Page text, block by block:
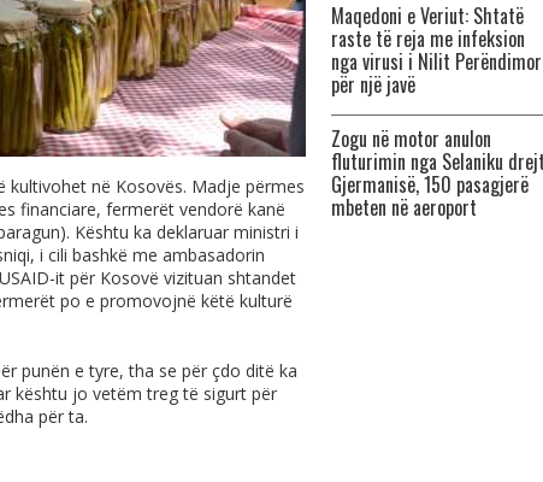
kultivohet në Kosovës. Madje përmes
financiare, fermerët vendorë kanë
Kështu ka deklaruar ministri i
i cili bashkë me ambasadorin
it për Kosovë vizituan shtandet
po e promovojnë këtë kulturë
punën e tyre, tha se për çdo ditë ka
kështu jo vetëm treg të sigurt për
për ta.
Maqedoni e Veriut: Shtatë
raste të reja me infeksion
nga virusi i Nilit Perëndimor
për një javë
Zogu në motor anulon
fluturimin nga Selaniku
Gjermanisë, 150 pasagjerë
mbeten në aeroport